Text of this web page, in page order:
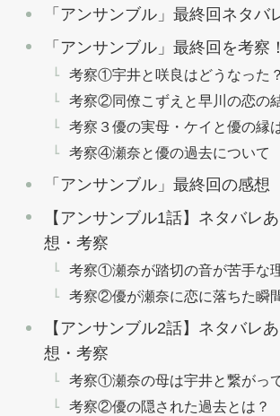
「アンサンブル」最終回ネタバ
「アンサンブル」最終回を考察！
考察①宇井と咲良はどうなった？
考察②同僚こずえと早川の恋の
考察３優の実母・ケイと優の縁
考察④瀬奈と優の過去について
「アンサンブル」最終回の感想
【アンサンブル1話】ネタバレ
想・考察
考察①瀬奈が踏切の音が苦手な
考察②優が瀬奈に恋に落ちた瞬
【アンサンブル2話】ネタバレ
想・考察
考察①瀬奈の母は宇井と繋がっ
考察②優の隠された過去とは？